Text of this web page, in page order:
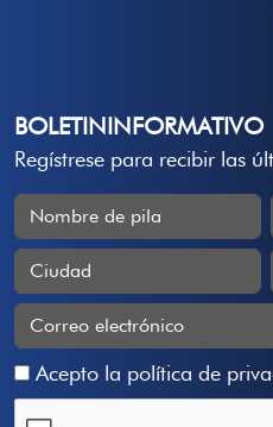
BOLETININFORMATIVO
Regístrese para recibir las
Acepto la política de